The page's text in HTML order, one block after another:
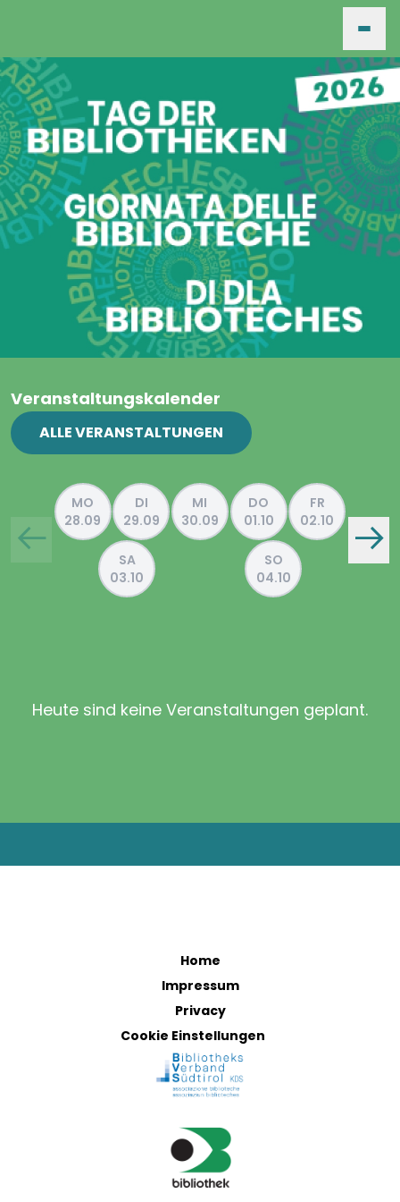
HOME
VERANSTALTUNGEN
FÜR VERANSTALTER
Veranstaltungskalender
ALLE VERANSTALTUNGEN
MO
28.09
DI
29.09
MI
30.09
DO
01.10
FR
02.10
SA
03.10
SO
04.10
Heute sind keine Veranstaltungen geplant.
Home
Impressum
Privacy
Cookie Einstellungen